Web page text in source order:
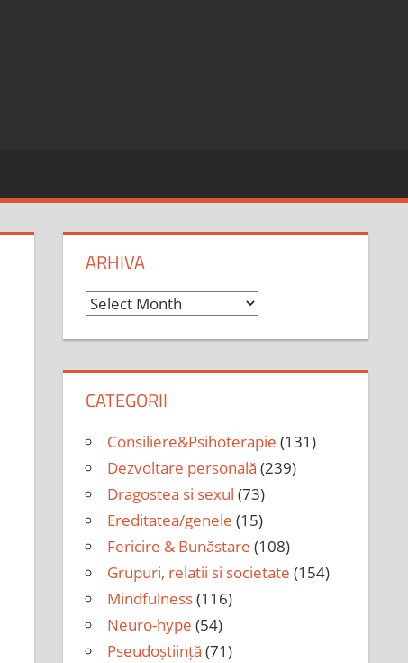
ARHIVA
Arhiva
CATEGORII
Consiliere&Psihoterapie (131)
Dezvoltare personală (239)
Dragostea si sexul (73)
Ereditatea/genele (15)
Fericire & Bunăstare (108)
Grupuri, relatii si societate (154)
Mindfulness(116)
Neuro-hype (54)
Pseudoștiință (71)